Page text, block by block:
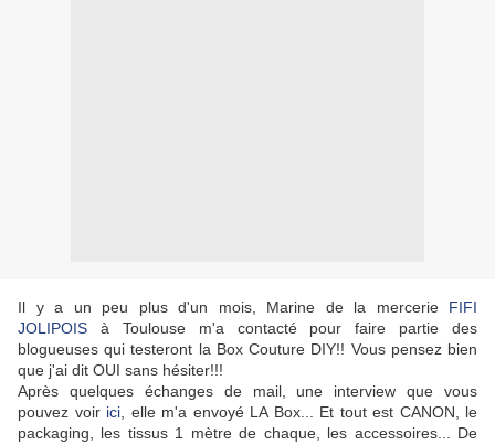
Il y a un peu plus d'un mois, Marine de la mercerie FIFI
JOLIPOIS à Toulouse m'a contacté pour faire partie des
blogueuses qui testeront la Box Couture DIY!! Vous pensez bien
que j'ai dit OUI sans hésiter!!!
Après quelques échanges de mail, une interview que vous
pouvez voirici , elle m'a envoyé LA Box... Et tout est CANON, le
packaging, les tissus 1 mètre de chaque, les accessoires... De